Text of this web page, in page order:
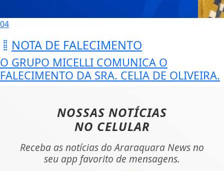
04
NOTA DE FALECIMENTO
O GRUPO MICELLI COMUNICA O
FALECIMENTO DA SRA. CELIA DE OLIVEIRA.
NOSSAS NOTÍCIAS
NO CELULAR
Receba as notícias do Araraquara News no
seu app favorito de mensagens.